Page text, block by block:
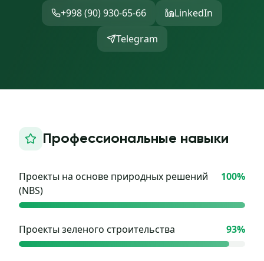
+998 (90) 930-65-66
LinkedIn
Telegram
Профессиональные навыки
Проекты на основе природных решений
(NBS)
100%
Проекты зеленого строительства 93%